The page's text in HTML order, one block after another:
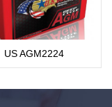
US AGM2224